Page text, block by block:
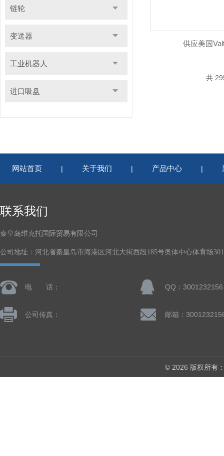
链轮
变送器
工业机器人
进口吸盘
供应美国
共
网站首页 | 关于我们 | 产品中心 |
联系我们
秦皇岛维克托国际贸易有限公司
公司地址：河北省秦皇岛市海港区河北大街西段185号奥体中心体育场
电 话： QQ：3001232156
公司传真： 邮箱：
© 2026 版权所有